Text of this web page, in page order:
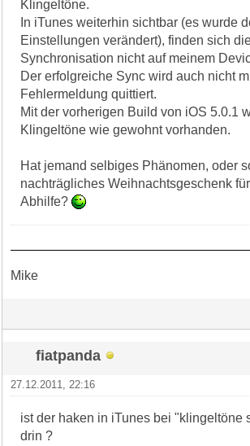
Klingeltöne.
In iTunes weiterhin sichtbar (es wurde
Einstellungen verändert), finden sich
Synchronisation nicht auf meinem
Der erfolgreiche Sync wird auch nicht
Fehlermeldung quittiert.
Mit der vorherigen Build von iOS 5.0.1
Klingeltöne wie gewohnt vorhanden.
Hat jemand selbiges Phänomen, oder
nachträgliches Weihnachtsgeschenk
Abhilfe?
Mike
fiatpanda
27.12.2011, 22:16
ist der haken in iTunes bei "klingeltöne
drin ?